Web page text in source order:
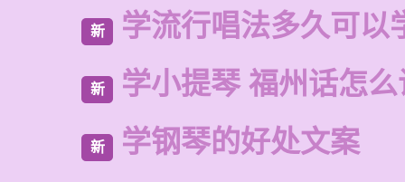
新 学流行唱法多久可以
新 学小提琴 福州话怎
新 学钢琴的好处文案